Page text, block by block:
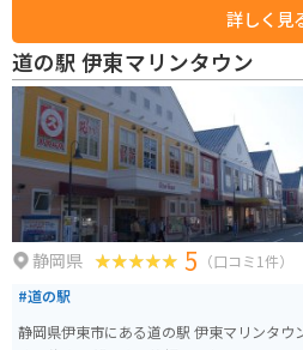
き、思わず童心に帰れます。ショップでは
クショップも開催されており、お土産にも
詳しく見
道の駅 伊東マリンタウン
静岡県 5 （口コミ1件）
#道の駅
静岡県伊東市にある道の駅 伊東マリンタウ